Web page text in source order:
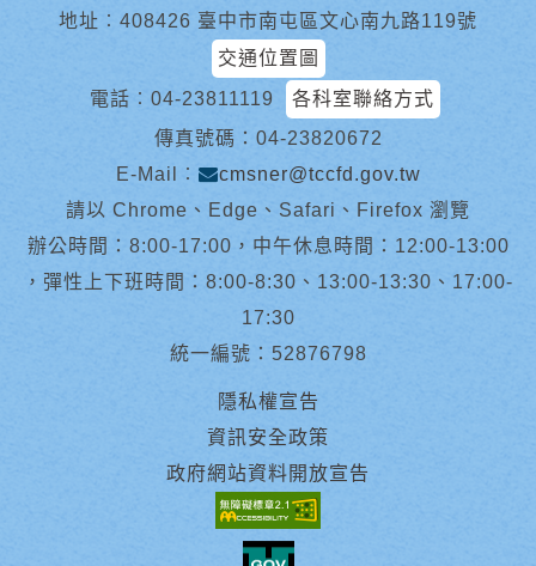
地址︰408426 臺中市南屯區文心南九路119號
交通位置圖
電話︰ 04-23811119
各科室聯絡方式
傳真號碼：04-23820672
E-Mail︰
cmsner@tccfd.gov.tw
請以 Chrome、Edge、Safari、Firefox 瀏覽
辦公時間：8:00-17:00，中午休息時間：12:00-13:00
，彈性上下班時間：8:00-8:30、13:00-13:30、17:00-
17:30
統一編號：52876798
隱私權宣告
資訊安全政策
政府網站資料開放宣告